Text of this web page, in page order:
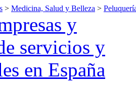
> Medicina, Salud y Belleza >